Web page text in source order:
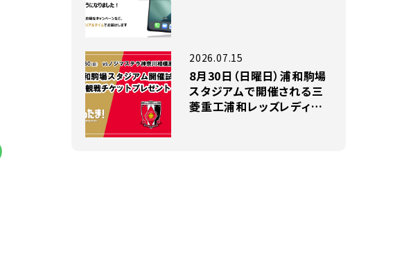
8月30日（日曜日）浦和駒場
スタジアムで開催される三
菱重工浦和レッズレディー
2026.07.15